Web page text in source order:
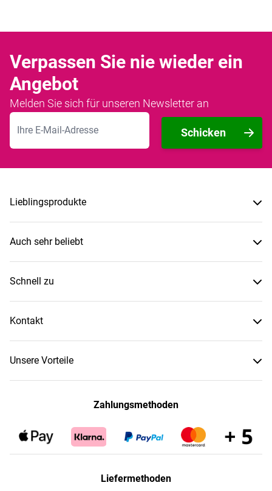
Verpassen Sie nie wieder ein
Angebot
Melden Sie sich für unseren Newsletter an
E-Mailadresse
Schicken
Lieblingsprodukte
Auch sehr beliebt
Schnell zu
Kontakt
Unsere Vorteile
Zahlungsmethoden
Liefermethoden